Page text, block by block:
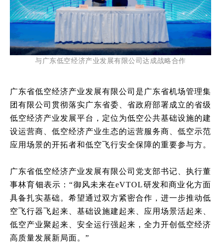
与广东低空经济产业发展有限公司达成战略合作
广东省低空经济产业发展有限公司是广东省机场管理集
团有限公司贯彻落实广东省委、省政府部署成立的省级
低空经济产业发展平台，定位为低空公共基础设施的建
设运营商、低空经济产业生态的运营服务商、低空示范
应用场景的开拓者和低空飞行安全保障的重要参与方。
广东省低空经济产业发展有限公司党支部书记、执行董
事林育钿表示：“御风未来在eVTOL研发和商业化方面
具备扎实基础。希望通过双方紧密合作，进一步推动低
空飞行器飞起来、基础设施建起来、应用场景活起来、
低空产业聚起来、安全运行强起来，全力开创低空经济
高质量发展新局面。”